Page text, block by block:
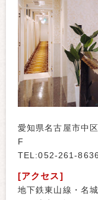
愛知県名古屋市中
F
TEL:052-261-8636
[アクセス]
地下鉄東山線・名